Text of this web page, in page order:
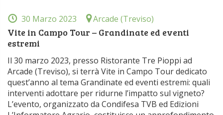
30 Marzo 2023 Arcade (Treviso)
Vite in Campo Tour – Grandinate ed eventi
estremi
Il 30 marzo 2023, presso Ristorante Tre Pioppi ad
Arcade (Treviso), si terrà Vite in Campo Tour dedicato
quest’anno al tema Grandinate ed eventi estremi: quali
interventi adottare per ridurne l’impatto sul vigneto?
L’evento, organizzato da Condifesa TVB ed Edizioni